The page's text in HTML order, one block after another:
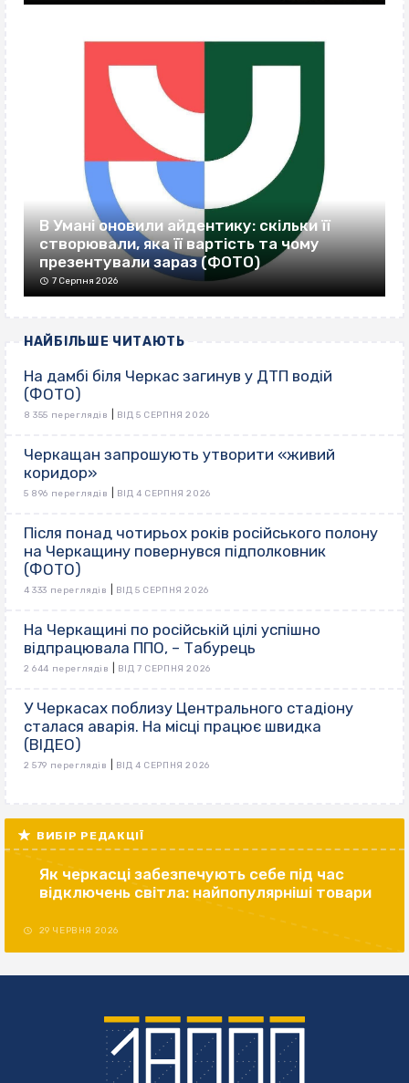
В Умані оновили айдентику: скільки її
створювали, яка її вартість та чому
презентували зараз (ФОТО)
7 Серпня 2026
НАЙБІЛЬШЕ ЧИТАЮТЬ
На дамбі біля Черкас загинув у ДТП водій
(ФОТО)
8 355 переглядів ВІД 5 СЕРПНЯ 2026
Черкащан запрошують утворити «живий
коридор»
5 896 переглядів ВІД 4 СЕРПНЯ 2026
Після понад чотирьох років російського полону
на Черкащину повернувся підполковник
(ФОТО)
4 333 переглядів ВІД 5 СЕРПНЯ 2026
На Черкащині по російській цілі успішно
відпрацювала ППО, – Табурець
2 644 переглядів ВІД 7 СЕРПНЯ 2026
У Черкасах поблизу Центрального стадіону
сталася аварія. На місці працює швидка
(ВІДЕО)
2 579 переглядів ВІД 4 СЕРПНЯ 2026
ВИБІР РЕДАКЦІЇ
Як черкасці забезпечують себе під час
відключень світла: найпопулярніші товари
29 ЧЕРВНЯ 2026